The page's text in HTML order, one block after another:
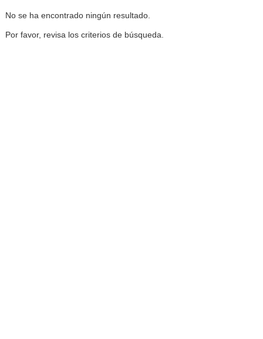
No se ha encontrado ningún resultado.
Por favor, revisa los criterios de búsqueda.